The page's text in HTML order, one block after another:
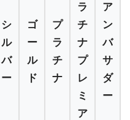
シ
ル
バ
ー
ゴ
ー
ル
ド
プ
ラ
チ
ナ
ラ
チ
ナ
プ
レ
ミ
ア
ア
ン
バ
サ
ダ
ー